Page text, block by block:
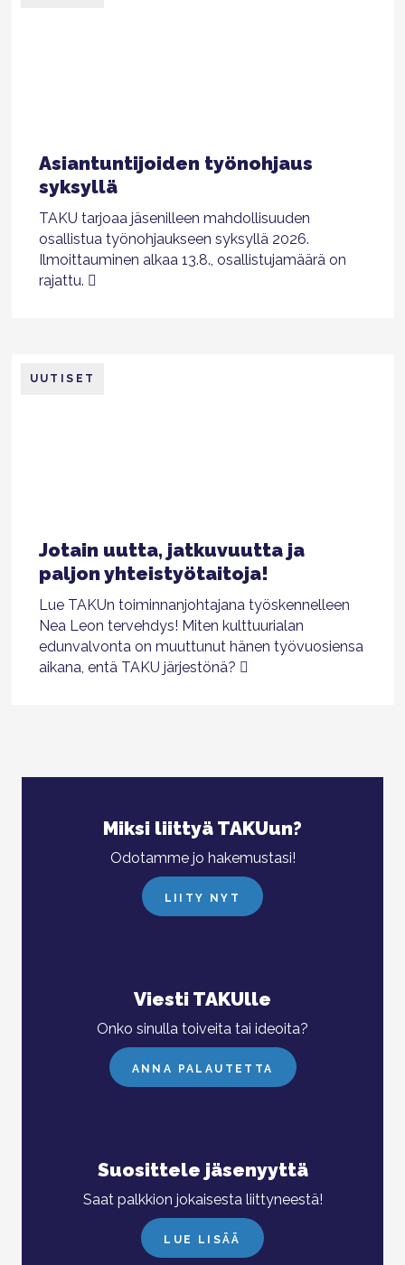
Asiantuntijoiden työnohjaus
syksyllä
TAKU tarjoaa jäsenilleen mahdollisuuden
osallistua työnohjaukseen syksyllä 2026.
Ilmoittauminen alkaa 13.8., osallistujamäärä on
rajattu.
Jotain uutta, jatkuvuutta ja
paljon yhteistyötaitoja!
UUTISET
Lue TAKUn toiminnanjohtajana työskennelleen
Nea Leon tervehdys! Miten kulttuurialan
edunvalvonta on muuttunut hänen työvuosiensa
aikana, entä TAKU järjestönä?
Miksi liittyä TAKUun?
Odotamme jo hakemustasi!
LIITY NYT
Viesti TAKUlle
Onko sinulla toiveita tai ideoita?
ANNA PALAUTETTA
Suosittele jäsenyyttä
Saat palkkion jokaisesta liittyneestä!
LUE LISÄÄ